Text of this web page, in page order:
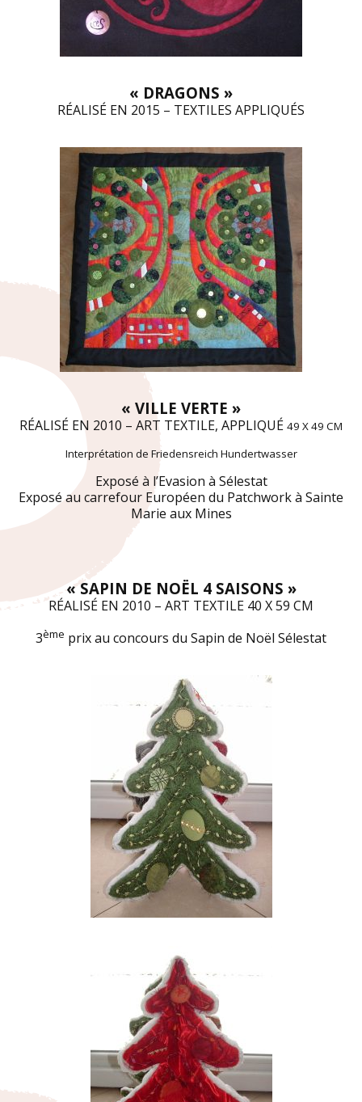
« DRAGONS »
RÉALISÉ EN 2015 – TEXTILES APPLIQUÉS
« VILLE VERTE »
RÉALISÉ EN 2010 – ART TEXTILE, APPLIQUÉ 49 X 49 CM
Interprétation de Friedensreich Hundertwasser
Exposé à l’Evasion à Sélestat
Exposé au carrefour Européen du Patchwork à Sainte
Marie aux Mines
« SAPIN DE NOËL 4 SAISONS »
RÉALISÉ EN 2010 – ART TEXTILE 40 X 59 CM
3ème prix au concours du Sapin de Noël Sélestat